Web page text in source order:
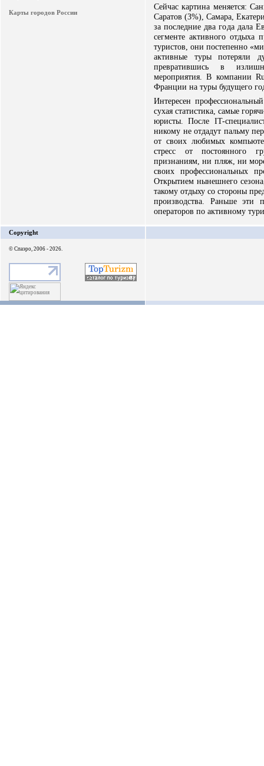
Карты городов России
Сейчас картина меняется:
Саратов (3%), Самара,
за последние два года дала
сегменте активного отдыха
туристов, они постепенно
активные туры потеряли
превратившись в
мероприятия. В компании
Франции на туры будущего
Интересен
сухая статистика, самые
юристы. После IT-
никому не отдадут пальму
от своих любимых
стресс от постоянного
признаниям, ни пляж, ни
своих профессиональных
Открытием нынешнего
такому отдыху со стороны
производства. Раньше
операторов по активному
Copyright
© Спаэро, 2006 - 2026.